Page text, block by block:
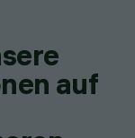
auf